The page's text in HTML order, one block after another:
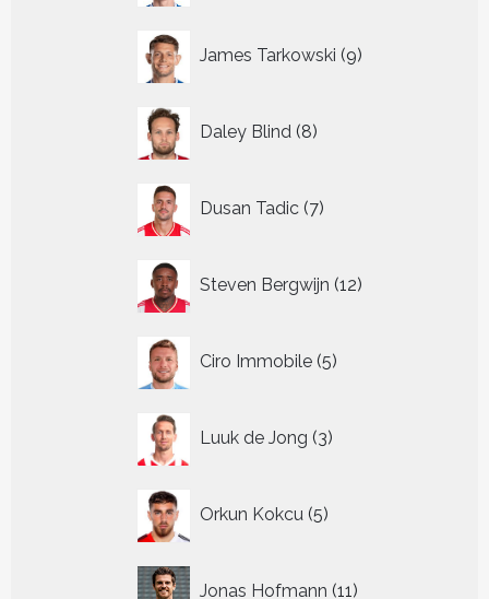
James Tarkowski 9
producten
Daley Blind 8
producten
Dusan Tadic 7
producten
Steven Bergwijn 12
producten
Ciro Immobile 5
producten
Luuk de Jong 3
producten
Orkun Kokcu 5
producten
Jonas Hofmann 11